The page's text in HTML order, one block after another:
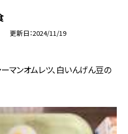
更新日 2024/11/19
マンオムレツ、白いんげん豆の